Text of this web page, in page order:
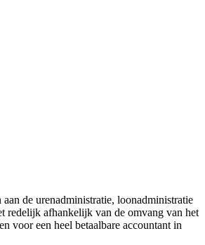
de urenadministratie, loonadministratie
redelijk afhankelijk van de omvang van het
voor een heel betaalbare accountant in